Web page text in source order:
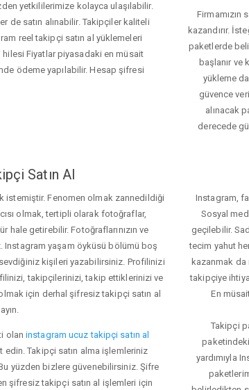
yetkililerimize kolayca ulaşılabilir.
de satın alınabilir. Takipçiler kaliteli
reel takipçi satın al yüklemeleri
hilesi Fiyatlar piyasadaki en müsait
ödeme yapılabilir. Hesap şifresi
kazandırır.
paketlerde
başlanır ve
yükleme
güvence
alınacak
derecede
Satın Al
istemiştir. Fenomen olmak zannedildiği
olmak, tertipli olarak fotoğraflar,
hale getirebilir. Fotoğraflarınızın ve
Instagram yaşam öyküsü bölümü boş
sevdiğiniz kişileri yazabilirsiniz. Profilinizi
takipçilerinizi, takip ettiklerinizi ve
için derhal şifresiz takipçi satın al
olaninstagram ucuz takipçi satın al
edin. Takipçi satın alma işlemleriniz
yüzden bizlere güvenebilirsiniz. Şifre
şifresiz takipçi satın al işlemleri için
Instagram,
Sosyal
geçilebilir.
tecim yahut
kazanmak
takipçiye
En
Takipçi
yardımıyla